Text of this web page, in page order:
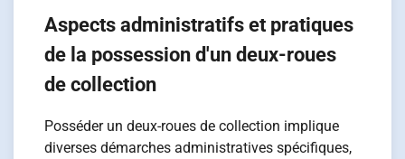
Aspects administratifs et pratiques
de la possession d'un deux-roues
de collection
Posséder un deux-roues de collection implique
diverses démarches administratives spécifiques,